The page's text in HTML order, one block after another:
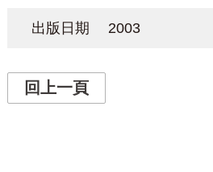
出版日期 2003
回上一頁